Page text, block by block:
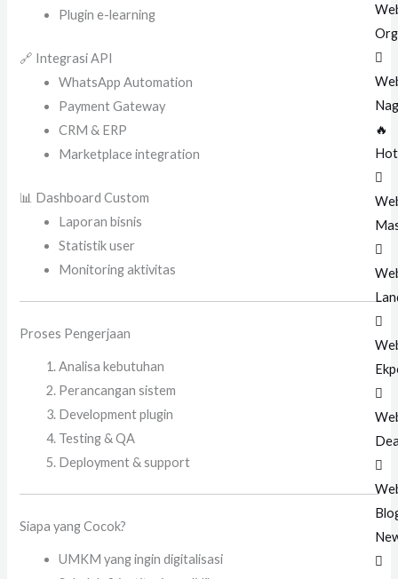
🔥
Hot
Plugin e-learning
🔗 Integrasi API
WhatsApp Automation
Payment Gateway
CRM & ERP
Marketplace integration
📊 Dashboard Custom
Laporan bisnis
Statistik user
Monitoring aktivitas
Proses Pengerjaan
Analisa kebutuhan
Perancangan sistem
Development plugin
Testing & QA
Deployment & support
Siapa yang Cocok?
UMKM yang ingin digitalisasi